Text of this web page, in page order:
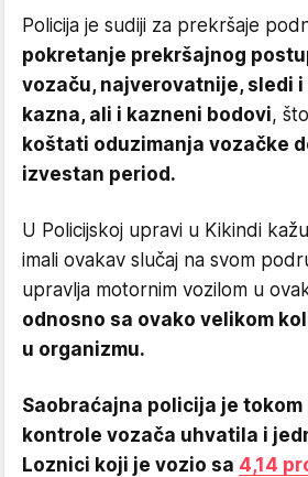
Policija je sudiji za prekršaje
pokretanje prekršajnog
vozaču, najverovatnije, sledi
kazna, ali i kazneni bodovi,
koštati oduzimanja vozačke
izvestan period.
U Policijskoj upravi u Kikindi
imali ovakav slučaj na svom
upravlja motornim vozilom u
odnosno sa ovako velikom
u organizmu.
Saobraćajna policija je
kontrole vozača uhvatila i
Loznici koji je vozio sa 4,14